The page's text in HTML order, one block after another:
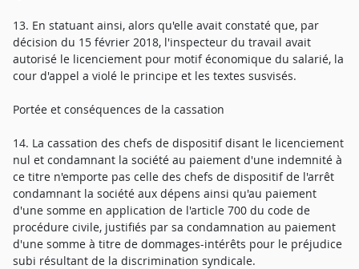
13. En statuant ainsi, alors qu'elle avait constaté que, par
décision du 15 février 2018, l'inspecteur du travail avait
autorisé le licenciement pour motif économique du salarié, la
cour d'appel a violé le principe et les textes susvisés.
Portée et conséquences de la cassation
14. La cassation des chefs de dispositif disant le licenciement
nul et condamnant la société au paiement d'une indemnité à
ce titre n'emporte pas celle des chefs de dispositif de l'arrêt
condamnant la société aux dépens ainsi qu'au paiement
d'une somme en application de l'article 700 du code de
procédure civile, justifiés par sa condamnation au paiement
d'une somme à titre de dommages-intérêts pour le préjudice
subi résultant de la discrimination syndicale.